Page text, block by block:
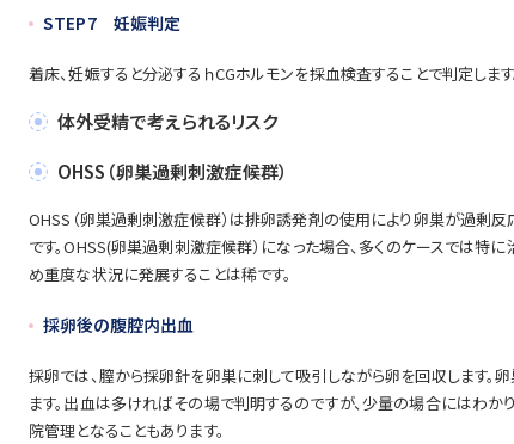
STEP7 妊娠判定
着床、妊娠すると分泌するｈCGホルモンを採血検査することで判定しま
体外受精で考えられるリスク
OHSS（卵巣過剰刺激症候群）
OHSS（卵巣過剰刺激症候群）は排卵誘発剤の使用により卵巣が過剰反
です。OHSS(卵巣過剰刺激症候群）になった場合、多くのケースでは特
め重度な状況に発展することは稀です。
採卵後の腹腔内出血
採卵では、膣から採卵針を卵巣に刺して吸引しながら卵を回収します。
ます。出血は多ければその場で判明するのですが、少量の場合にはわか
院管理となることもあります。